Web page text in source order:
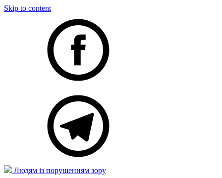
Skip to content
Людям із порушенням зору